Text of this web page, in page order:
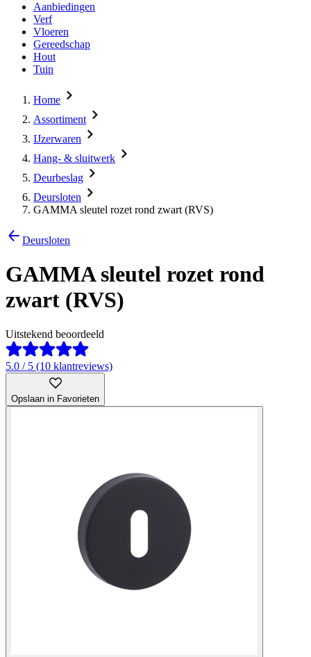
Aanbiedingen
Verf
Vloeren
Gereedschap
Hout
Tuin
Home
Assortiment
IJzerwaren
Hang- & sluitwerk
Deurbeslag
Deursloten
GAMMA sleutel rozet rond zwart (RVS)
Deursloten
GAMMA sleutel rozet rond
zwart (RVS)
Uitstekend beoordeeld
5.0 / 5 (10 klantreviews)
Opslaan in Favorieten